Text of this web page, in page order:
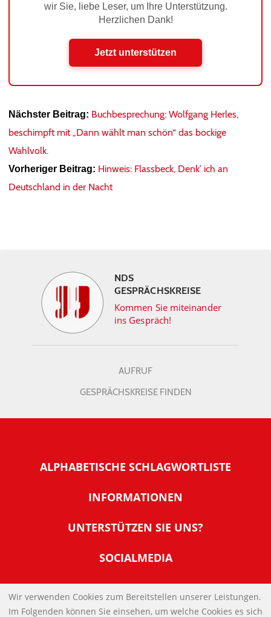
wir Sie, liebe Leser, um Ihre Unterstützung.
Herzlichen Dank!
Jetzt unterstützen
Nächster Beitrag: Buchbesprechung: Wolfgang Herles,
beschimpft mit „Dann wählt man schön“ das bockige
Wahlvolk.
Vorheriger Beitrag: Hinweis: Flassbeck, Denk’ ich an
Deutschland in der Nacht
NDS
GESPRÄCHSKREISE
Kommen Sie miteinander
ins Gespräch!
AUFRUF
GESPRÄCHSKREISE FINDEN
ALPHABETISCHE SCHLAGWORTLISTE
INFORMATIONEN
Warum NachDenkSeiten
Tipps zur Nutzung der NachDenkSeiten
Banner und E-Mail-Signaturen
Links
UNTERSTÜTZEN SIE UNS?
Werden Sie Fördermitglied
Spenden Sie Online
SOCIALMEDIA
IMPRESSUM
Wir verwenden Cookies zum Bereitstellen unserer Leistungen.
Im Folgenden können Sie einsehen, um welche Cookies es sich